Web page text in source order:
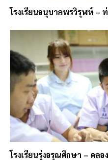
โรงเรียนอนุบาลพรวิรุฬห์ –
โรงเรียนรุ่งอรุณศึกษา – คล